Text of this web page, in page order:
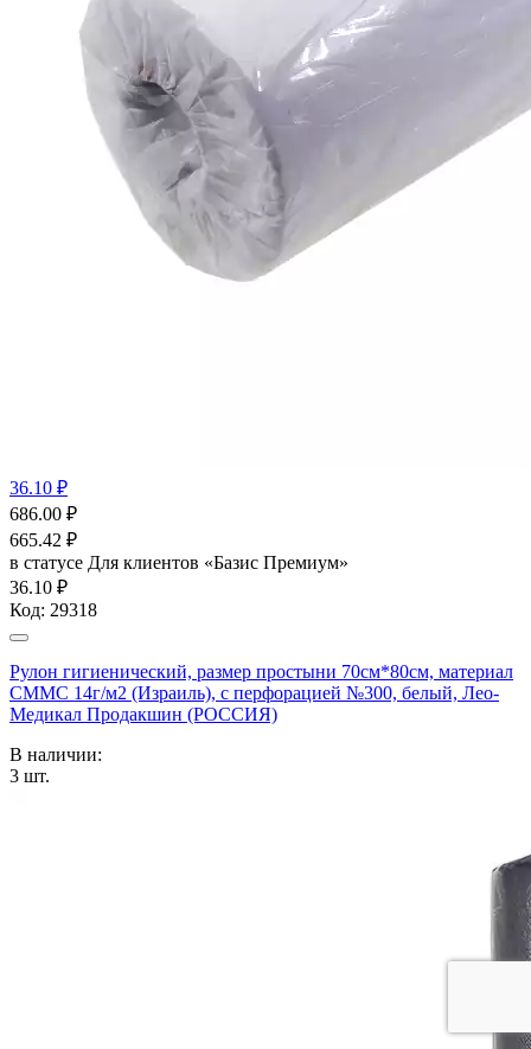
36.10 ₽
686.00 ₽
665.42 ₽
в статусе Для клиентов «Базис Премиум»
36.10 ₽
Код: 29318
Рулон гигиенический, размер простыни 70см*80см, материал
СММС 14г/м2 (Израиль), с перфорацией №300, белый, Лео-
Медикал Продакшин (РОССИЯ)
В наличии:
3 шт.